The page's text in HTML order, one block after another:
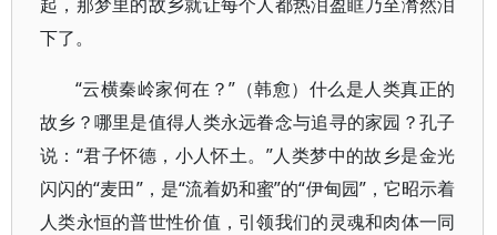
下了。
“云横秦岭家何在？”（韩愈）什么是人类真正的
故乡？哪里是值得人类永远眷念与追寻的家园？孔子
说：“君子怀德，小人怀土。”人类梦中的故乡是金光
闪闪的“麦田”，是“流着奶和蜜”的“伊甸园”，它昭示着
人类永恒的普世性价值，引领我们的灵魂和肉体一同